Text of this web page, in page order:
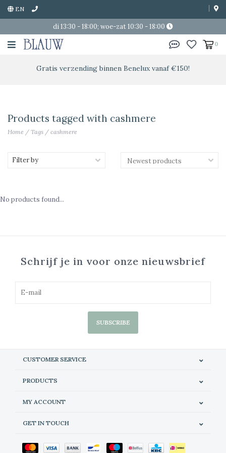
EN
di 13:30 - 18:00; woe-zat 10:30 - 18:00
0
Gratis verzending binnen Benelux vanaf €150!
Products tagged with cashmere
Home / Tags / cashmere
Filter by
No products found...
Schrijf je in voor onze nieuwsbrief
SUBSCRIBE
CUSTOMER SERVICE
PRODUCTS
MY ACCOUNT
GET IN TOUCH